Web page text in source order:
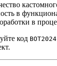
в
в
код BOT2024